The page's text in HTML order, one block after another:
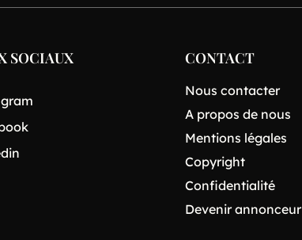
SOCIAUX CONTACT
Nous contacter
A propos de nous
Mentions légales
Copyright
Confidentialité
Devenir annonceur